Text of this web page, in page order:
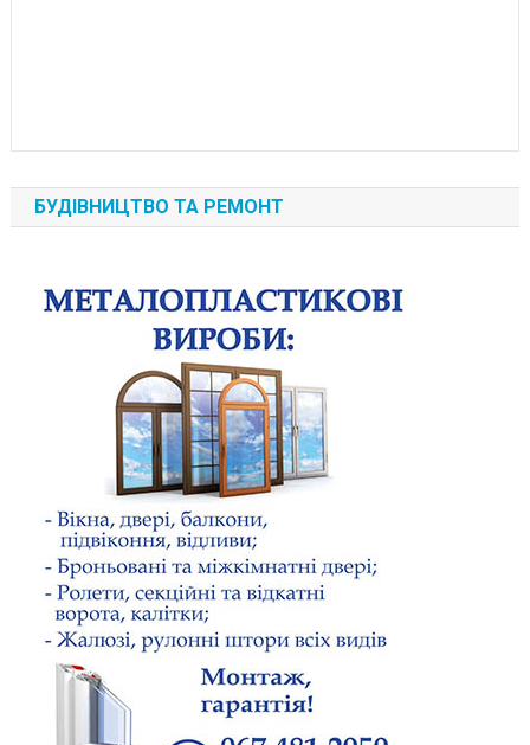
БУДІВНИЦТВО ТА РЕМОНТ